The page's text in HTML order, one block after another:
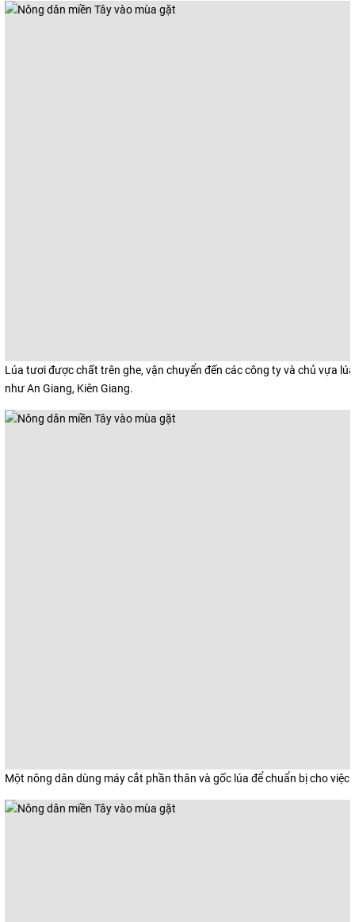
Lúa tươi được chất trên ghe, vận chuyển đến các công ty và chủ vựa
như An Giang, Kiên Giang.
Một nông dân dùng máy cắt phần thân và gốc lúa để chuẩn bị cho việc